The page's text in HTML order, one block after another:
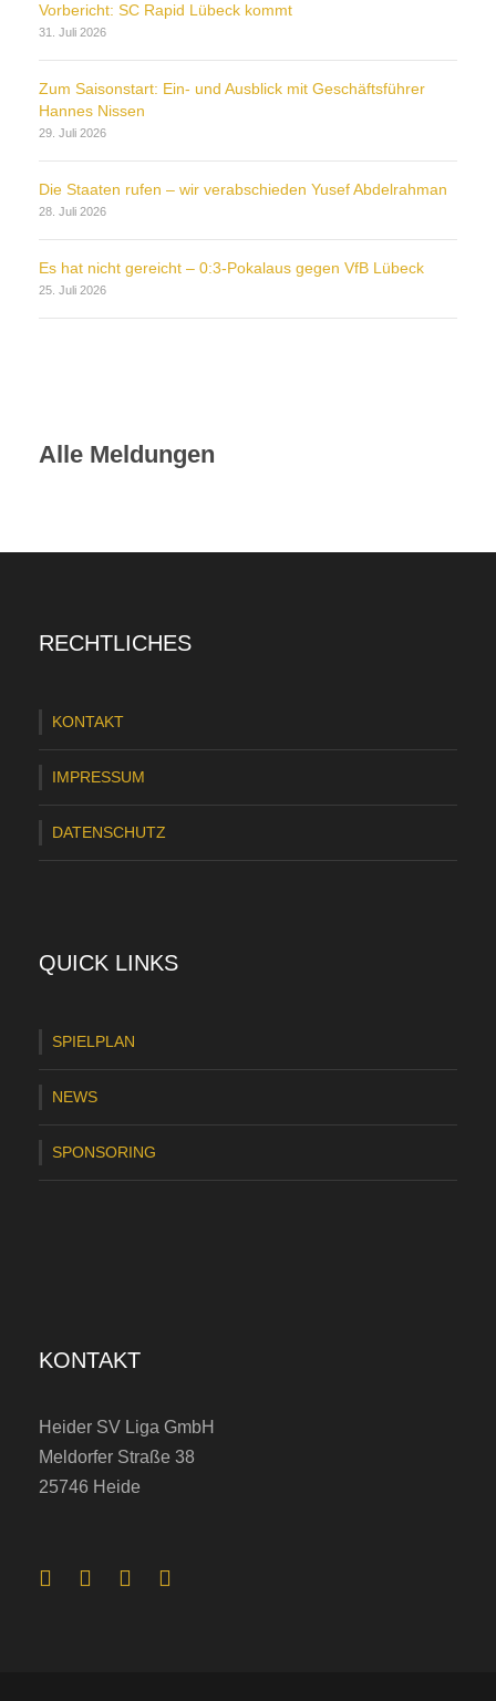
Vorbericht: SC Rapid Lübeck kommt
31. Juli 2026
Zum Saisonstart: Ein- und Ausblick mit Geschäftsführer
Hannes Nissen
29. Juli 2026
Die Staaten rufen – wir verabschieden Yusef Abdelrahman
28. Juli 2026
Es hat nicht gereicht – 0:3-Pokalaus gegen VfB Lübeck
25. Juli 2026
Alle Meldungen
RECHTLICHES
KONTAKT
IMPRESSUM
DATENSCHUTZ
QUICK LINKS
SPIELPLAN
NEWS
SPONSORING
KONTAKT
Heider SV Liga GmbH
Meldorfer Straße 38
25746 Heide